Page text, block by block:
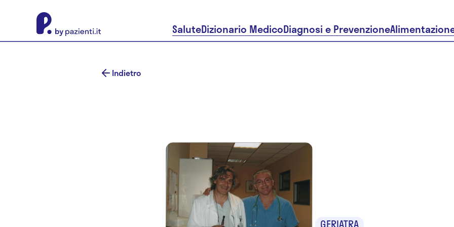
SaluteDizionario MedicoDiagnosi e Prevenzione
Indietro
GERIATRA